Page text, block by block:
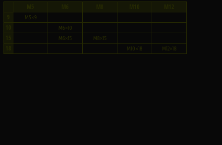
M5×9
M6×10
M6×15 M8×15
M10×18 M12×18